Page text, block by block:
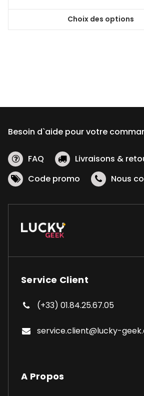
Choix des options
Ce
peuvent
choisies
la
du
Besoin d`aide pour votre
FAQ
Livraisons &
Code promo
Nous
Service Client
(+33) 01.84.25.67.05
service.client@lucky-
A Propos